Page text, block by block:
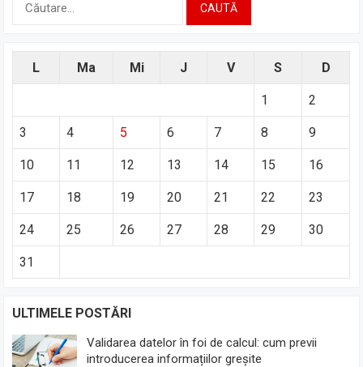
L Ma Mi J V S D
1 2
3 4 5 6 7 8 9
10 11 12 13 14 15 16
17 18 19 20 21 22 23
24 25 26 27 28 29 30
31
ULTIMELE POSTĂRI
Validarea datelor în foi de calcul: cum previi
introducerea informațiilor greșite